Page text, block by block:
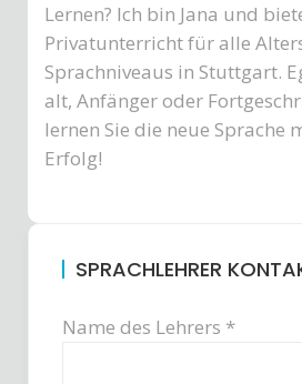
Lernen? Ich bin Jana und
Privatunterricht für alle
Sprachniveaus in Stuttgart.
alt, Anfänger oder
lernen Sie die neue Sprache
Erfolg!
SPRACHLEHRER
Name des Lehrers *